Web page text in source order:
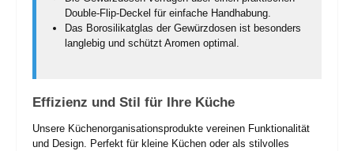
Double-Flip-Deckel für einfache Handhabung.
Das Borosilikatglas der Gewürzdosen ist besonders
langlebig und schützt Aromen optimal.
Effizienz und Stil für Ihre Küche
Unsere Küchenorganisationsprodukte vereinen Funktionalität
und Design. Perfekt für kleine Küchen oder als stilvolles